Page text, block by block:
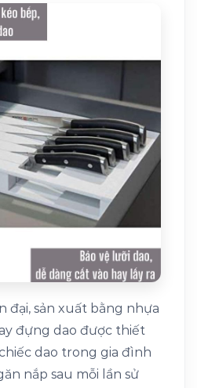
đại, sản xuất bằng nhựa
đựng dao được thiết
dao trong gia đình
nắp sau mỗi lần sử